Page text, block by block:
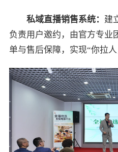
私域直播销售系统： 建
负责用户邀约，由官方专业
单与售后保障，实现“你拉